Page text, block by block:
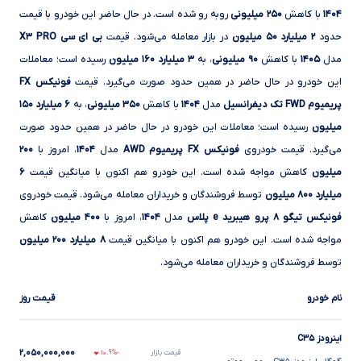
۱۴۰۴با کاهش۲۵۰ میلیونی
روبه‌ رو شده است. در حال حاضر این خودرو با قیمت
حدود۲ میلیارد ۵۰ میلیون در بازار معامله می‌شود. قیمت بی ای سی X۳ PRO
مدل۱۴۰۵ با کاهش ۹۰ میلیونی ، به ۳ میلیارد ۱۶۰ میلیون
رسیده است؛ معاملات
این خودرو در حال حاضر در همین حدود صورت می‌گیرد. قیمت
فونیکس FX
پریمیوم FWD تک دیفرانسیل
مدل۱۴۰۴ با کاهش۳۵۰ میلیونی ، به
۶ میلیارد ۱۵۰
میلیون رسیده است؛ معاملات این خودرو در حال حاضر در همین حدود صورت
می‌گیرد. قیمت خودروی فونیکس FX پریمیوم AWD مدل۱۴۰۴، امروز با ۲۰۰
میلیون کاهش مواجه شده است. این خودرو هم ‌اکنون با میانگین قیمت ۶
میلیارد ۸۰۰ میلیون
توسط فروشندگان و خریداران معامله می‌شود. قیمت خودروی
فونیکس تیگو ۸ پرو هیبرید e پلاس
مدل۱۴۰۴، امروز با ۴۰۰ میلیون
کاهش
مواجه شده است. این خودرو هم ‌اکنون با میانگین قیمت۸ میلیارد ۲۰۰ میلیون
توسط فروشندگان و خریداران معامله می‌شود.
نام خودرو قیمت روز
اینرودز C۳۵
قیمت بازار -۱۰.۹% ۲,۰۵۰,۰۰۰,۰۰۰